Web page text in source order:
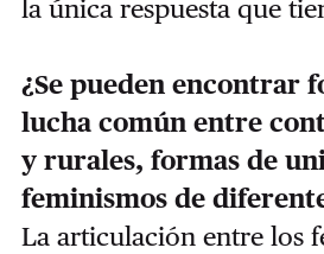
la única respuesta que
¿Se pueden encontrar
lucha común entre
y rurales, formas de
feminismos de
La articulación entre los